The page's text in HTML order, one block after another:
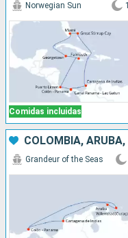
Comidas incluidas
Norwegian Sun
COLOMBIA,
Grandeur of the Seas